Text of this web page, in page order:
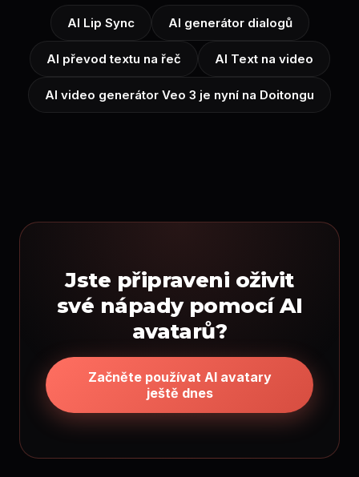
AI Lip Sync AI generátor dialogů
AI převod textu na řeč AI Text na video
AI video generátor Veo 3 je nyní na Doitongu
Jste připraveni oživit
své nápady pomocí AI
avatarů?
Začněte používat AI avatary
ještě dnes